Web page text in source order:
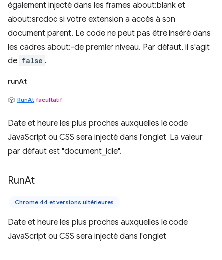
également injecté dans les frames about:blank et
about:srcdoc si votre extension a accès à son
document parent. Le code ne peut pas être inséré dans
les cadres about:-de premier niveau. Par défaut, il s'agit
de false .
runAt
RunAt facultatif
Date et heure les plus proches auxquelles le code
JavaScript ou CSS sera injecté dans l'onglet. La valeur
par défaut est "document_idle".
RunAt
Chrome 44 et versions ultérieures
Date et heure les plus proches auxquelles le code
JavaScript ou CSS sera injecté dans l'onglet.